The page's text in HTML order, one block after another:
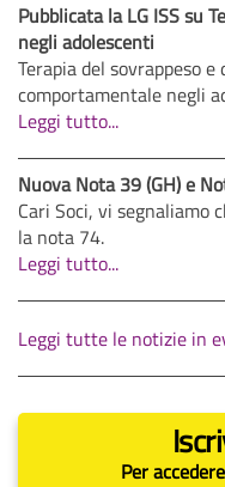
Pubblicata la LG ISS su
negli adolescenti
Terapia del sovrappeso
comportamentale negli
Leggi tutto...
Nuova Nota 39 (GH) e
Cari Soci, vi segnaliamo
la nota 74.
Leggi tutto...
Leggi tutte le notizie in
Per